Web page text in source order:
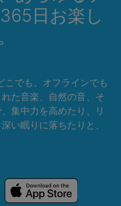
日お楽し
でも、オフラインでも
た音楽、自然の音、そ
集中力を高めたり、リ
い眠りに落ちたりと、